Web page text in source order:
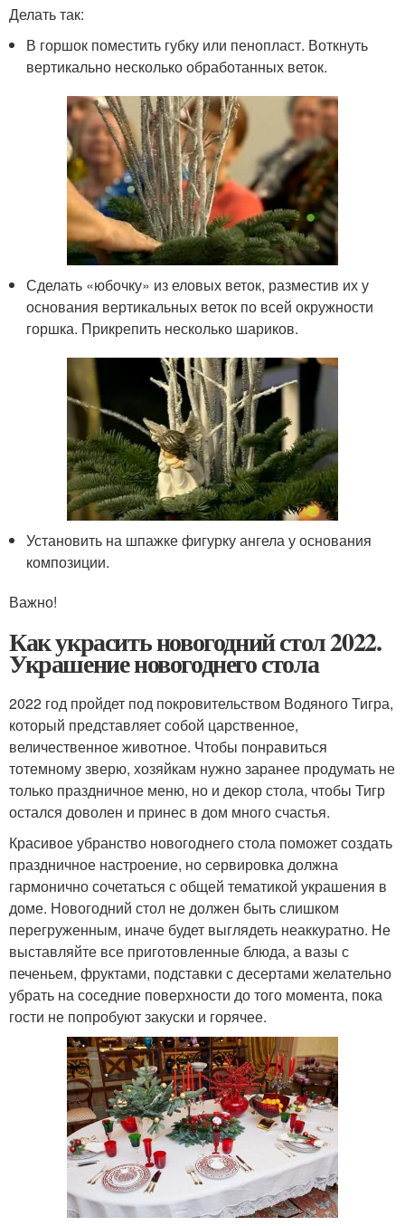
Делать так:
В горшок поместить губку или пенопласт. Воткнуть
вертикально несколько обработанных веток.
Сделать «юбочку» из еловых веток, разместив их у
основания вертикальных веток по всей окружности
горшка. Прикрепить несколько шариков.
Установить на шпажке фигурку ангела у основания
композиции.
Важно!
Как украсить новогодний стол 2022.
Украшение новогоднего стола
2022 год пройдет под покровительством Водяного Тигра,
который представляет собой царственное,
величественное животное. Чтобы понравиться
тотемному зверю, хозяйкам нужно заранее продумать не
только праздничное меню, но и декор стола, чтобы Тигр
остался доволен и принес в дом много счастья.
Красивое убранство новогоднего стола поможет создать
праздничное настроение, но сервировка должна
гармонично сочетаться с общей тематикой украшения в
доме. Новогодний стол не должен быть слишком
перегруженным, иначе будет выглядеть неаккуратно. Не
выставляйте все приготовленные блюда, а вазы с
печеньем, фруктами, подставки с десертами желательно
убрать на соседние поверхности до того момента, пока
гости не попробуют закуски и горячее.